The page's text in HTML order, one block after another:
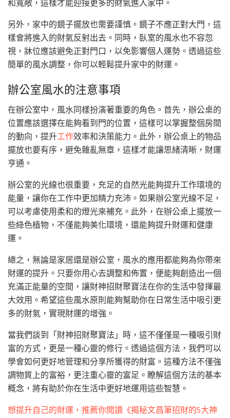
和寬敞，這樣才能迎接更多的財氣進入家中。
另外，家中的鏡子擺放也需要謹慎。鏡子不應正對大門，這
樣會將進入的財氣反射出去。同時，臥室的風水也不容忽
視，牀位應該避免正對門口，以免影響個人運勢。透過這些
簡單的風水調整，你可以輕鬆提升家中的財運。
辦公室風水的注意事項
在辦公室中，風水同樣扮演著重要的角色。首先，辦公桌的
位置應該選擇在能夠看到門的位置，這樣可以掌握整個房間
的動向，提升工作效率和決策能力。此外，辦公桌上的物品
擺放也要有序，避免雜亂無章，這樣才能讓思緒清晰，財運
亨通。
辦公室的光線也很重要，充足的自然光能夠提升工作環境的
能量，讓你在工作中更加精力充沛。如果辦公室光線不足，
可以考慮使用柔和的燈光來補充。此外，在辦公桌上擺放一
些綠色植物，不僅能夠美化環境，還能夠提升財運和健康
運。
總之，無論是家居還是辦公室，風水的應用都能夠為你帶來
財運的提升。只要你用心去調整和佈置，便能夠創造出一個
充滿正能量的空間，讓財神招財聚寶法在你的生活中發揮最
大效用。希望這些風水原則能夠幫助你在日常生活中吸引更
多的財氣，實現財運的增強。
當我們談到「財神招財聚寶法」時，這不僅僅是一種吸引財
富的方式，更是一種心靈的修行。透過這個方法，我們可以
學會如何更好地管理和分享所獲得的財富。這種方法不僅強
調物質上的富裕，更注重心靈的富足。瞭解這個方法的基本
概念，將有助於你在生活中更好地運用這些智慧。
想提升自己的財運，推薦你閱讀《揭秘文昌筆招財的5大神